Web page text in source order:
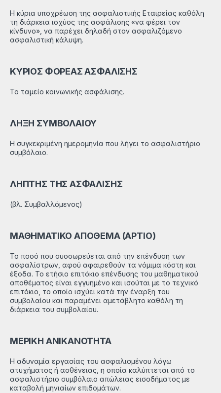
Η κύρια υποχρέωση της ασφαλιστικής Εταιρείας καθόλη
τη διάρκεια ισχύος της ασφάλισης «να φέρει τον
κίνδυνο», να παρέχει δηλαδή στον ασφαλιζόμενο
ασφαλιστική κάλυψη.
ΚΥΡΙΟΣ ΦΟΡΕΑΣ ΑΣΦΑΛΙΣΗΣ
Το ταμείο κοινωνικής ασφάλισης.
ΛΗΞΗ ΣΥΜΒΟΛΑΙΟΥ
Η συγκεκριμένη ημερομηνία που λήγει το ασφαλιστήριο
συμβόλαιο.
ΛΗΠΤΗΣ ΤΗΣ ΑΣΦΑΛΙΣΗΣ
(βλ. Συμβαλλόμενος)
ΜΑΘΗΜΑΤΙΚΟ ΑΠΟΘΕΜΑ (ΑΡΤΙΟ)
Το ποσό που συσσωρεύεται από την επένδυση των
ασφαλίστρων, αφού αφαιρεθούν τα νόμιμα κόστη και
έξοδα. Το ετήσιο επιτόκιο επένδυσης του μαθηματικού
αποθέματος είναι εγγυημένο και ισούται με το τεχνικό
επιτόκιο, το οποίο ισχύει κατά την έναρξη του
συμβολαίου και παραμένει αμετάβλητο καθόλη τη
διάρκεια του συμβολαίου.
ΜΕΡΙΚΗ ΑΝΙΚΑΝΟΤΗΤΑ
Η αδυναμία εργασίας του ασφαλισμένου λόγω
ατυχήματος ή ασθένειας, η οποία καλύπτεται από το
ασφαλιστήριο συμβόλαιο απώλειας εισοδήματος με
καταβολή μηνιαίων επιδομάτων.